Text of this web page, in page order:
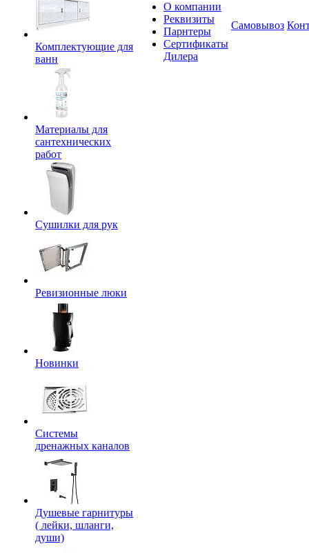
Комплектующие для
ванн
Материалы для
сантехнических
работ
Сушилки для рук
Ревизионные люки
Новинки
Системы
дренажных каналов
Душевые гарнитуры
( лейки, шланги,
души)
О компании
Реквизиты
Парнтеры
Сертификаты
Дилера
Самовывоз